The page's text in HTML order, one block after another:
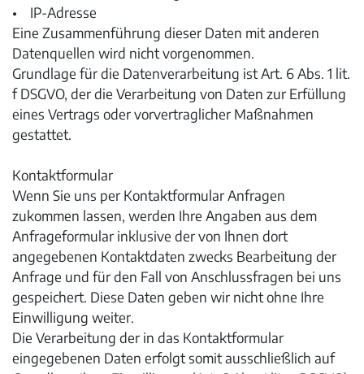
• IP-Adresse
Eine Zusammenführung dieser Daten mit anderen
Datenquellen wird nicht vorgenommen.
Grundlage für die Datenverarbeitung ist Art. 6 Abs. 1 lit.
f DSGVO, der die Verarbeitung von Daten zur Erfüllung
eines Vertrags oder vorvertraglicher Maßnahmen
gestattet.
Kontaktformular
Wenn Sie uns per Kontaktformular Anfragen
zukommen lassen, werden Ihre Angaben aus dem
Anfrageformular inklusive der von Ihnen dort
angegebenen Kontaktdaten zwecks Bearbeitung der
Anfrage und für den Fall von Anschlussfragen bei uns
gespeichert. Diese Daten geben wir nicht ohne Ihre
Einwilligung weiter.
Die Verarbeitung der in das Kontaktformular
eingegebenen Daten erfolgt somit ausschließlich auf